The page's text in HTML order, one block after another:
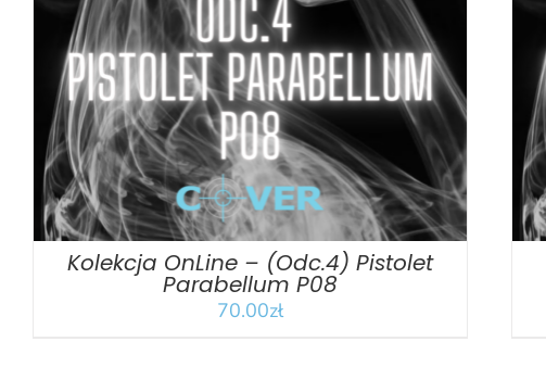
DODAJ DO KOSZYKA / SZCZEGÓŁY
Kolekcja OnLine – (Odc.4) Pistolet
Parabellum P08
70.00zł